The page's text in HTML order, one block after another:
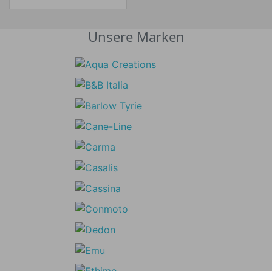
Unsere Marken